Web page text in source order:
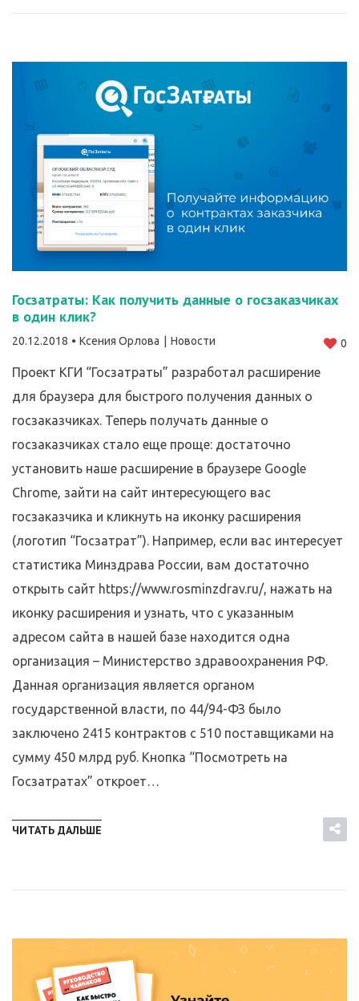
Госзатраты: Как получить данные о госзаказчиках
в один клик?
20.12.2018 Ксения Орлова Новости 0
Проект КГИ “Госзатраты” разработал расширение
для браузера для быстрого получения данных о
госзаказчиках. Теперь получать данные о
госзаказчиках стало еще проще: достаточно
установить наше расширение в браузере Google
Chrome, зайти на сайт интересующего вас
госзаказчика и кликнуть на иконку расширения
(логотип “Госзатрат”). Например, если вас интересует
статистика Минздрава России, вам достаточно
открыть сайт https://www.rosminzdrav.ru/, нажать на
иконку расширения и узнать, что с указанным
адресом сайта в нашей базе находится одна
организация – Министерство здравоохранения РФ.
Данная организация является органом
государственной власти, по 44/94-ФЗ было
заключено 2415 контрактов с 510 поставщиками на
сумму 450 млрд руб. Кнопка “Посмотреть на
Госзатратах” откроет…
ЧИТАТЬ ДАЛЬШЕ